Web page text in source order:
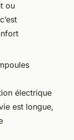
ou
électrique
est longue,